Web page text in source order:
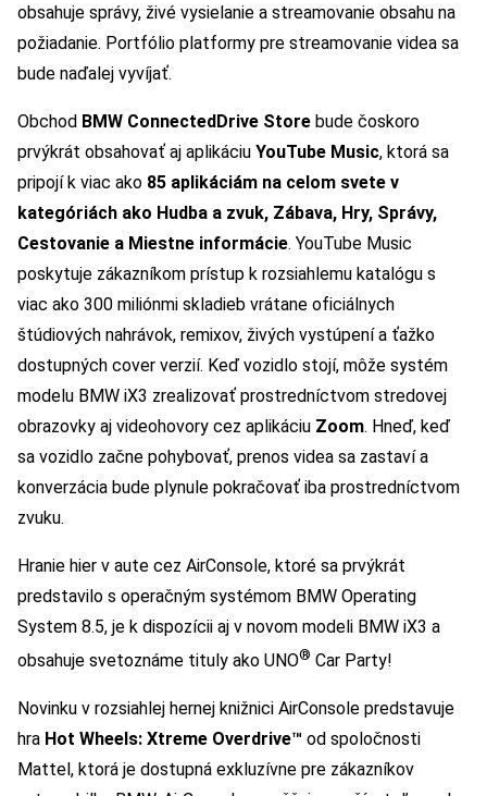
obsahuje správy, živé vysielanie a streamovanie obsahu na
požiadanie. Portfólio platformy pre streamovanie videa sa
bude naďalej vyvíjať.
Obchod BMW ConnectedDrive Store bude čoskoro
prvýkrát obsahovať aj aplikáciu YouTube Music, ktorá sa
pripojí k viac ako 85 aplikáciám na celom svete v
kategóriách ako Hudba a zvuk, Zábava, Hry, Správy,
Cestovanie a Miestne informácie. YouTube Music
poskytuje zákazníkom prístup k rozsiahlemu katalógu s
viac ako 300 miliónmi skladieb vrátane oficiálnych
štúdiových nahrávok, remixov, živých vystúpení a ťažko
dostupných cover verzií. Keď vozidlo stojí, môže systém
modelu BMW iX3 zrealizovať prostredníctvom stredovej
obrazovky aj videohovory cez aplikáciu Zoom. Hneď, keď
sa vozidlo začne pohybovať, prenos videa sa zastaví a
konverzácia bude plynule pokračovať iba prostredníctvom
zvuku.
Hranie hier v aute cez AirConsole, ktoré sa prvýkrát
predstavilo s operačným systémom BMW Operating
System 8.5, je k dispozícii aj v novom modeli BMW iX3 a
obsahuje svetoznáme tituly ako UNO® Car Party!
Novinku v rozsiahlej hernej knižnici AirConsole predstavuje
hra Hot Wheels: Xtreme Overdrive™ od spoločnosti
Mattel, ktorá je dostupná exkluzívne pre zákazníkov